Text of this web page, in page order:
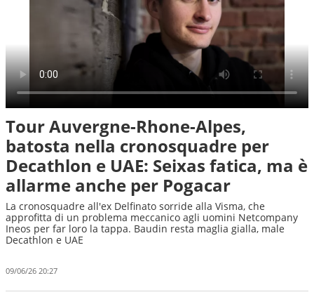
Tour Auvergne-Rhone-Alpes,
batosta nella cronosquadre per
Decathlon e UAE: Seixas fatica, ma è
allarme anche per Pogacar
La cronosquadre all'ex Delfinato sorride alla Visma, che
approfitta di un problema meccanico agli uomini Netcompany
Ineos per far loro la tappa. Baudin resta maglia gialla, male
Decathlon e UAE
09/06/26 20:27